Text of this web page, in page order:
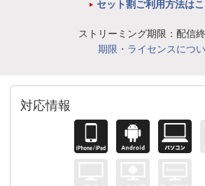
セット割ご利用方法は
ストリーミング期限：配信
期限・ライセンスにつ
対応情報